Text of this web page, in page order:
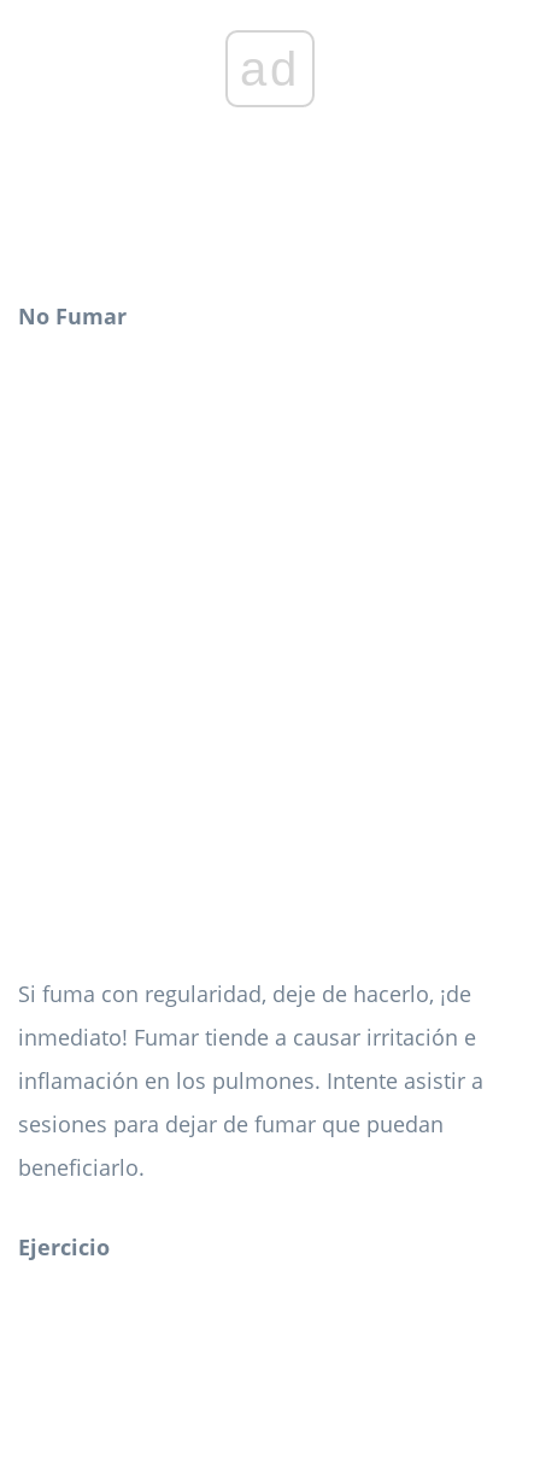
ad
No Fumar
Si fuma con regularidad, deje de hacerlo, ¡de
inmediato! Fumar tiende a causar irritación e
inflamación en los pulmones. Intente asistir a
sesiones para dejar de fumar que puedan
beneficiarlo.
Ejercicio